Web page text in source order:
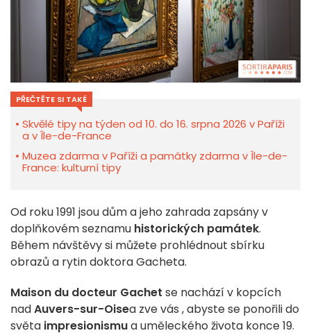
PŘEČTĚTE SI TAKÉ
Skvělé tipy na týden od 10. do 16. srpna 2026 v Paříži
a v Île-de-France
Muzea zdarma v Paříži a památky zdarma v Île-de-
France: kulturní tipy
Od roku 1991 jsou dům a jeho zahrada zapsány v
doplňkovém seznamu historických památek.
Během návštěvy si můžete prohlédnout sbírku
obrazů a rytin doktora Gacheta.
Maison du docteur Gachet se nachází v kopcích
nadAuvers-sur-Oisea zvevás ,abystese ponořilido
světa impresionismuauměleckého života konce19.